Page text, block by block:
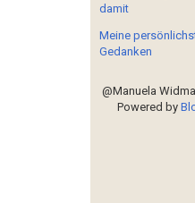
damit
Meine
Gedanken
@Manuela
Powered by